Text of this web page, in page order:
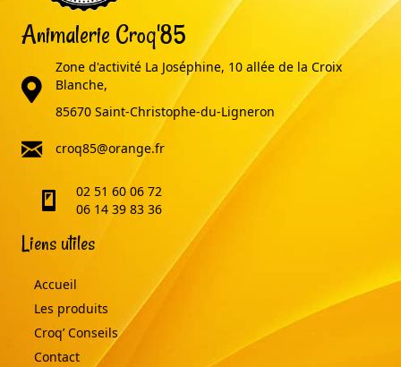
Animalerie Croq'85
adresse
Zone d'activité La Joséphine, 10 allée de la Croix
Blanche,
85670 Saint-Christophe-du-Ligneron
email
croq85@orange.fr
telephone02 51 60 06 72
06 14 39 83 36
Liens utiles
Accueil
Les produits
Croq’ Conseils
Contact